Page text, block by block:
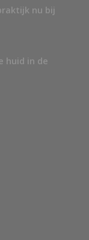
nu bij
huid in de